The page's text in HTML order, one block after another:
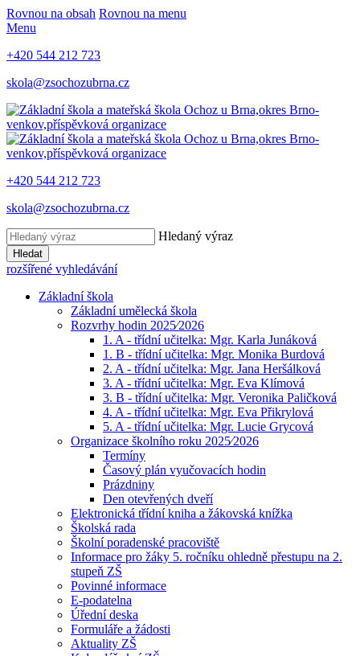
Rovnou na obsah Rovnou na menu
Menu
+420 544 212 723
skola@zsochozubrna.cz
+420 544 212 723
skola@zsochozubrna.cz
Hledaný výraz
Hledat
rozšířené vyhledávání
Základní škola
Základní umělecká škola
Rozvrhy hodin 2025⁄2026
1. A - třídní učitelka: Mgr. Karla Junáková
1. B - třídní učitelka: Mgr. Monika Burdová
2. A - třídní učitelka: Mgr. Jana Heršálková
3. A - třídní učitelka: Mgr. Eva Klímová
3. B - třídní učitelka: Mgr. Veronika Paličková
4. A - třídní učitelka: Mgr. Eva Přikrylová
5. A - třídní učitelka: Mgr. Lucie Grycová
Organizace školního roku 2025⁄2026
Termíny
Časový plán vyučovacích hodin
Prázdniny
Den otevřených dveří
Elektronická třídní kniha a žákovská knížka
Školská rada
Školní poradenské pracoviště
Informace pro žáky 5. ročníku ohledně přestupu na 2.
stupeň ZŠ
Povinné informace
E-podatelna
Úřední deska
Formuláře a žádosti
Aktuality ZŠ